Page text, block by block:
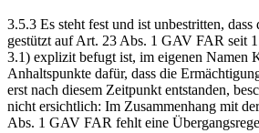
3.5.3 Es steht fest und ist unbestritten,
gestützt auf Art. 23 Abs. 1 GAV FAR seit
3.1) explizit befugt ist, im eigenen Namen
Anhaltspunkte dafür, dass die
erst nach diesem Zeitpunkt entstanden,
nicht ersichtlich: Im Zusammenhang mit
Abs. 1 GAV FAR fehlt eine